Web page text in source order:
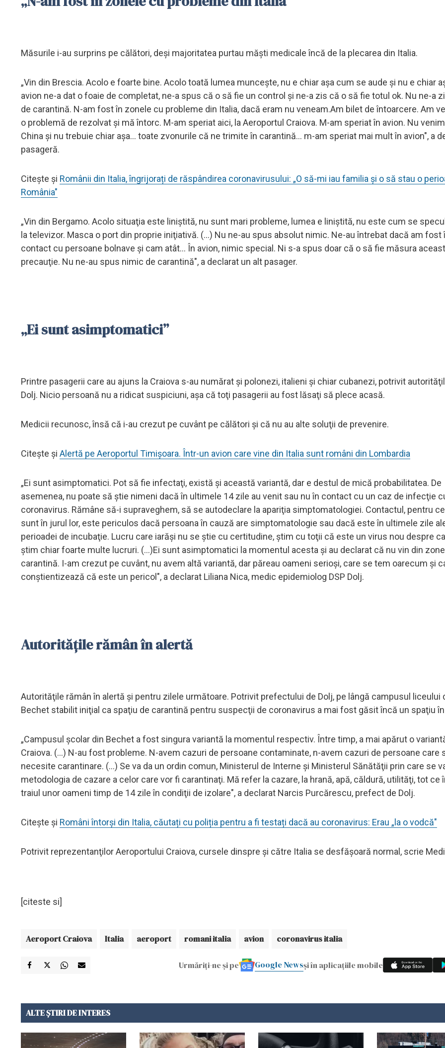
Măsurile i-au surprins pe călători, deşi majoritatea purtau măşti medicale încă de la plecarea din Italia.
„Vin din Brescia. Acolo e foarte bine. Acolo toată lumea munceşte, nu e chiar aşa cum se aude şi nu e chiar
avion ne-a dat o foaie de completat, ne-a spus că o să fie un control şi ne-a zis că o să fie totul ok. Nu ne-a
de carantină. N-am fost în zonele cu probleme din Italia, dacă eram nu veneam.Am bilet de întoarcere. Am
o problemă de rezolvat şi mă întorc. M-am speriat aici, la Aeroportul Craiova. M-am speriat în avion. Nu
China şi nu trebuie chiar aşa... toate zvonurile că ne trimite în carantină... m-am speriat mai mult în avion", a
pasageră.
Citește și Românii din Italia, îngrijorați de răspândirea coronavirusului: „O să-mi iau familia și o să stau o
România"
„Vin din Bergamo. Acolo situaţia este liniştită, nu sunt mari probleme, lumea e liniştită, nu este cum se
la televizor. Masca o port din proprie iniţiativă. (...) Nu ne-au spus absolut nimic. Ne-au întrebat dacă am fost
contact cu persoane bolnave şi cam atât... În avion, nimic special. Ni s-a spus doar că o să fie măsura
precauţie. Nu ne-au spus nimic de carantină", a declarat un alt pasager.
„Ei sunt asimptomatici”
Printre pasagerii care au ajuns la Craiova s-au numărat şi polonezi, italieni şi chiar cubanezi, potrivit
Dolj. Nicio persoană nu a ridicat suspiciuni, aşa că toţi pasagerii au fost lăsaţi să plece acasă.
Medicii recunosc, însă că i-au crezut pe cuvânt pe călători şi că nu au alte soluţii de prevenire.
Citește și Alertă pe Aeroportul Timișoara. Într-un avion care vine din Italia sunt români din Lombardia
„Ei sunt asimptomatici. Pot să fie infectaţi, există şi această variantă, dar e destul de mică probabilitatea. De
asemenea, nu poate să ştie nimeni dacă în ultimele 14 zile au venit sau nu în contact cu un caz de infecţie
coronavirus. Rămâne să-i supraveghem, să se autodeclare la apariţia simptomatologiei. Contactul, pentru
sunt în jurul lor, este periculos dacă persoana în cauză are simptomatologie sau dacă este în ultimele zile
perioadei de incubaţie. Lucru care iarăşi nu se ştie cu certitudine, ştim cu toţii că este un virus nou despre
ştim chiar foarte multe lucruri. (...)Ei sunt asimptomatici la momentul acesta şi au declarat că nu vin din
carantină. I-am crezut pe cuvânt, nu avem altă variantă, dar păreau oameni serioşi, care se tem oarecum şi
conştientizează că este un pericol", a declarat Liliana Nica, medic epidemiolog DSP Dolj.
Autorităţile rămân în alertă
Autorităţile rămân în alertă şi pentru zilele următoare. Potrivit prefectului de Dolj, pe lângă campusul liceului
Bechet stabilit iniţial ca spaţiu de carantină pentru suspecţii de coronavirus a mai fost găsit încă un spaţiu în
„Campusul şcolar din Bechet a fost singura variantă la momentul respectiv. Între timp, a mai apărut o
Craiova. (...) N-au fost probleme. N-avem cazuri de persoane contaminate, n-avem cazuri de persoane care
necesite carantinare. (...) Se va da un ordin comun, Ministerul de Interne şi Ministerul Sănătăţii prin care se
metodologia de cazare a celor care vor fi carantinaţi. Mă refer la cazare, la hrană, apă, căldură, utilităţi, tot ce
traiul unor oameni timp de 14 zile în condiţii de izolare", a declarat Narcis Purcărescu, prefect de Dolj.
Citește și Români întorși din Italia, căutați cu poliția pentru a fi testați dacă au coronavirus: Erau „la o vodcă"
Potrivit reprezentanţilor Aeroportului Craiova, cursele dinspre şi către Italia se desfăşoară normal, scrie
[citeste si]
Aeroport Craiova Italia aeroport romani italia avion coronavirus italia
Urmăriți-ne și pe Google Newsși în aplicațiile mobile
ALTE ȘTIRI DE INTERES